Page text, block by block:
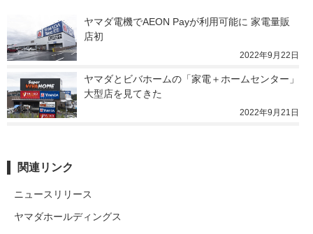
ヤマダ電機でAEON Payが利用可能に 家電量販
店初
2022年9月22日
ヤマダとビバホームの「家電＋ホームセンター」
大型店を見てきた
2022年9月21日
関連リンク
ニュースリリース
ヤマダホールディングス